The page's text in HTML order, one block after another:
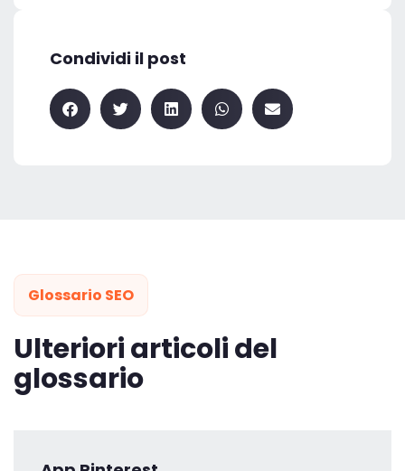
Condividi il post
Glossario SEO
Ulteriori articoli del
glossario